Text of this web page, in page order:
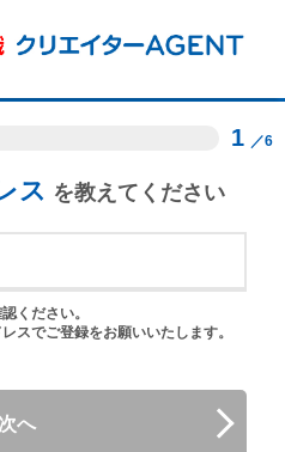
1 ／6
ス を教えてください
ください。
スでご登録をお願いいたします。
次へ